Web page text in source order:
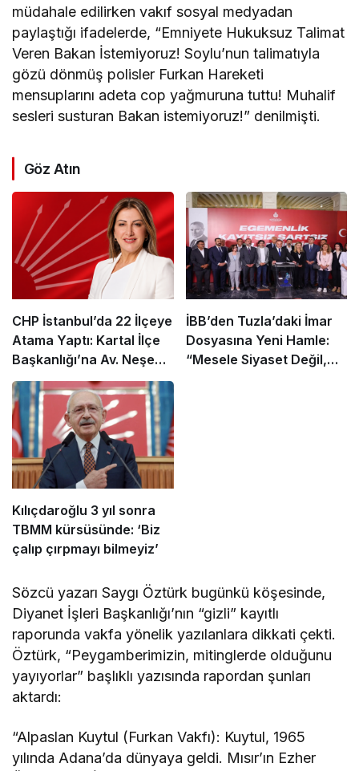
müdahale edilirken vakıf sosyal medyadan
paylaştığı ifadelerde, “Emniyete Hukuksuz Talimat
Veren Bakan İstemiyoruz! Soylu’nun talimatıyla
gözü dönmüş polisler Furkan Hareketi
mensuplarını adeta cop yağmuruna tuttu! Muhalif
sesleri susturan Bakan istemiyoruz!” denilmişti.
Göz Atın
CHP İstanbul’da 22 İlçeye
Atama Yaptı: Kartal İlçe
Başkanlığı’na Av. Neşe
Büklü Getirildi
İBB’den Tuzla’daki İmar
Dosyasına Yeni Hamle:
“Mesele Siyaset Değil,
Kılıçdaroğlu 3 yıl sonra
TBMM kürsüsünde: ‘Biz
çalıp çırpmayı bilmeyiz’
Sözcü yazarı Saygı Öztürk bugünkü köşesinde,
Diyanet İşleri Başkanlığı’nın “gizli” kayıtlı
raporunda vakfa yönelik yazılanlara dikkati çekti.
Öztürk, “Peygamberimizin, mitinglerde olduğunu
yayıyorlar” başlıklı yazısında rapordan şunları
aktardı:
“Alpaslan Kuytul (Furkan Vakfı): Kuytul, 1965
yılında Adana’da dünyaya geldi. Mısır’ın Ezher